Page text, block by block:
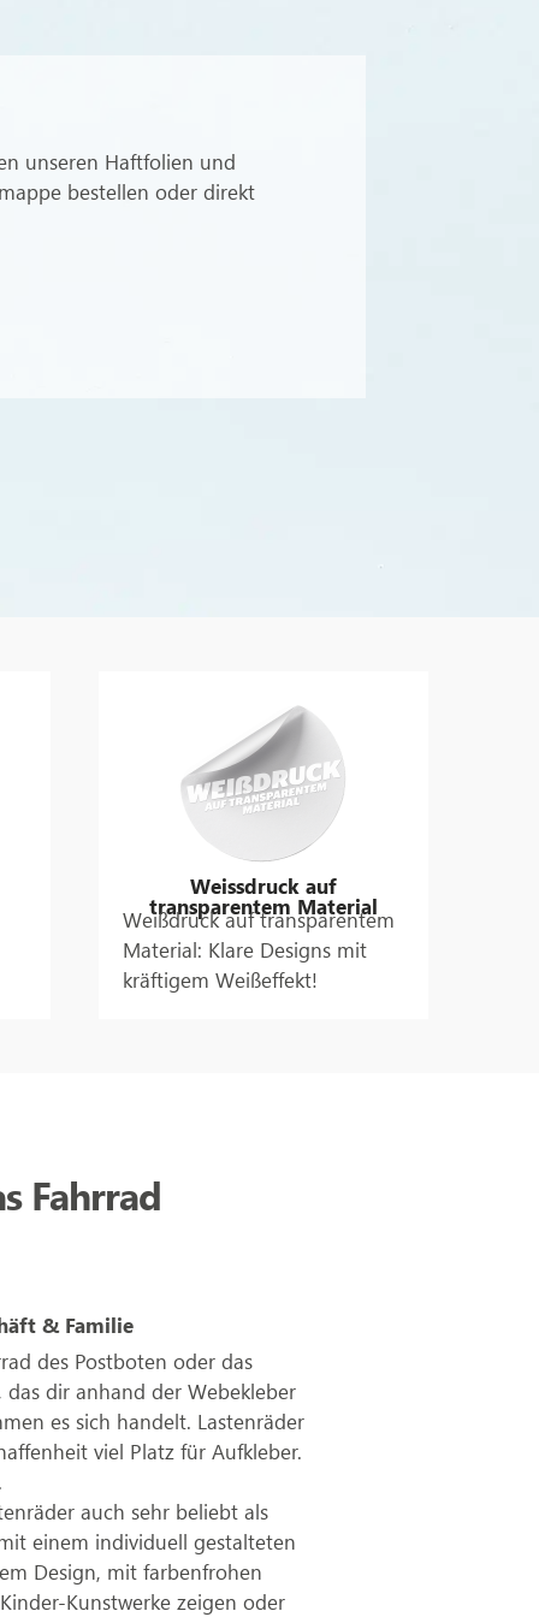
unseren Haftfolien und
bestellen oder direkt
Weissdruck auf
transparentem Material
Weißdruck auf transparentem
Material: Klare Designs mit
kräftigem Weißeffekt!
Fahrrad
& Familie
des Postboten oder das
das dir anhand der Webekleber
es sich handelt. Lastenräder
viel Platz für Aufkleber.
auch sehr beliebt als
einem individuell gestalteten
Design, mit farbenfrohen
Kunstwerke zeigen oder